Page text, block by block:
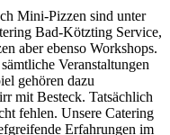
Mini-Pizzen sind unter
Bad-Kötzting Service,
aber ebenso Workshops.
Veranstaltungen
gehören dazu
mit Besteck. Tatsächlich
fehlen. Unsere Catering
Erfahrungen im